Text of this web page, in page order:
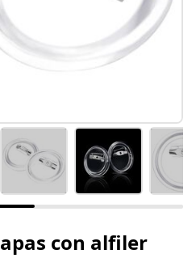
con alfiler